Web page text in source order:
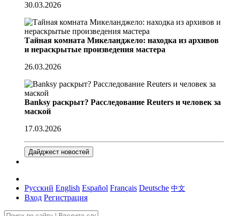
30.03.2026
Тайная комната Микеланджело: находка из архивов
и нераскрытые произведения мастера
26.03.2026
Banksy раскрыт? Расследование Reuters и человек за
маской
17.03.2026
Дайджест новостей
Русский English Español Français Deutsche 中文
Вход Регистрация